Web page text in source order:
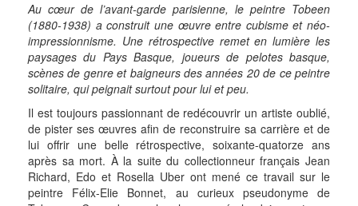
Au cœur de l’avant-garde parisienne, le peintre Tobeen
(1880-1938) a construit une œuvre entre cubisme et néo-
impressionnisme. Une rétrospective remet en lumière les
paysages du Pays Basque, joueurs de pelotes basque,
scènes de genre et baigneurs des années 20 de ce peintre
solitaire, qui peignait surtout pour lui et peu.
Il est toujours passionnant de redécouvrir un artiste oublié,
de pister ses œuvres afin de reconstruire sa carrière et de
lui offrir une belle rétrospective, soixante-quatorze ans
après sa mort. À la suite du collectionneur français Jean
Richard, Edo et Rosella Uber ont mené ce travail sur le
peintre Félix-Elie Bonnet, au curieux pseudonyme de